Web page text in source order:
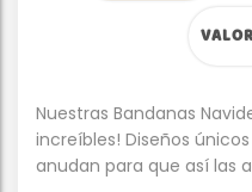
Nuestras Bandanas
increíbles! Diseños
anudan para que así las